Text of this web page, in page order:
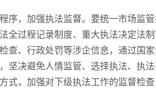
序，加强执法监督。要统一市场监
全过程记录制度、重大执法决定法
查、行政处罚等涉企信息，通过国
坚决避免人情监管、选择执法、执
式，加强对下级执法工作的监督检查